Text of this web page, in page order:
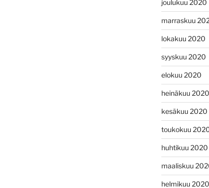
joulukuu 2020
marraskuu
lokakuu 2020
syyskuu 2020
elokuu 2020
heinäkuu 2020
kesäkuu 2020
toukokuu
huhtikuu 2020
maaliskuu
helmikuu 2020